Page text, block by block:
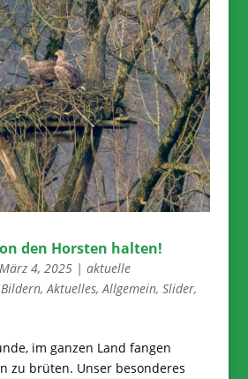
den Horsten halten!
März 4, 2025| aktuelle
,Aktuelles,Allgemein, Slider,
im ganzen Land fangen
zu brüten. Unser besonderes